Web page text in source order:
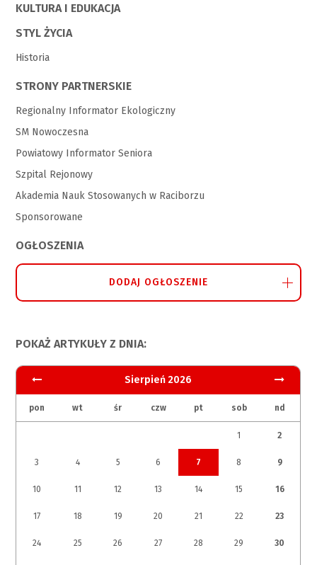
KULTURA I EDUKACJA
STYL ŻYCIA
Historia
STRONY PARTNERSKIE
Regionalny Informator Ekologiczny
SM Nowoczesna
Powiatowy Informator Seniora
Szpital Rejonowy
Akademia Nauk Stosowanych w Raciborzu
Sponsorowane
OGŁOSZENIA
DODAJ OGŁOSZENIE
POKAŻ ARTYKUŁY Z DNIA:
Sierpień 2026
pon wt śr czw pt sob nd
1 2
3 4 5 6 7 8 9
10 11 12 13 14 15 16
17 18 19 20 21 22 23
24 25 26 27 28 29 30